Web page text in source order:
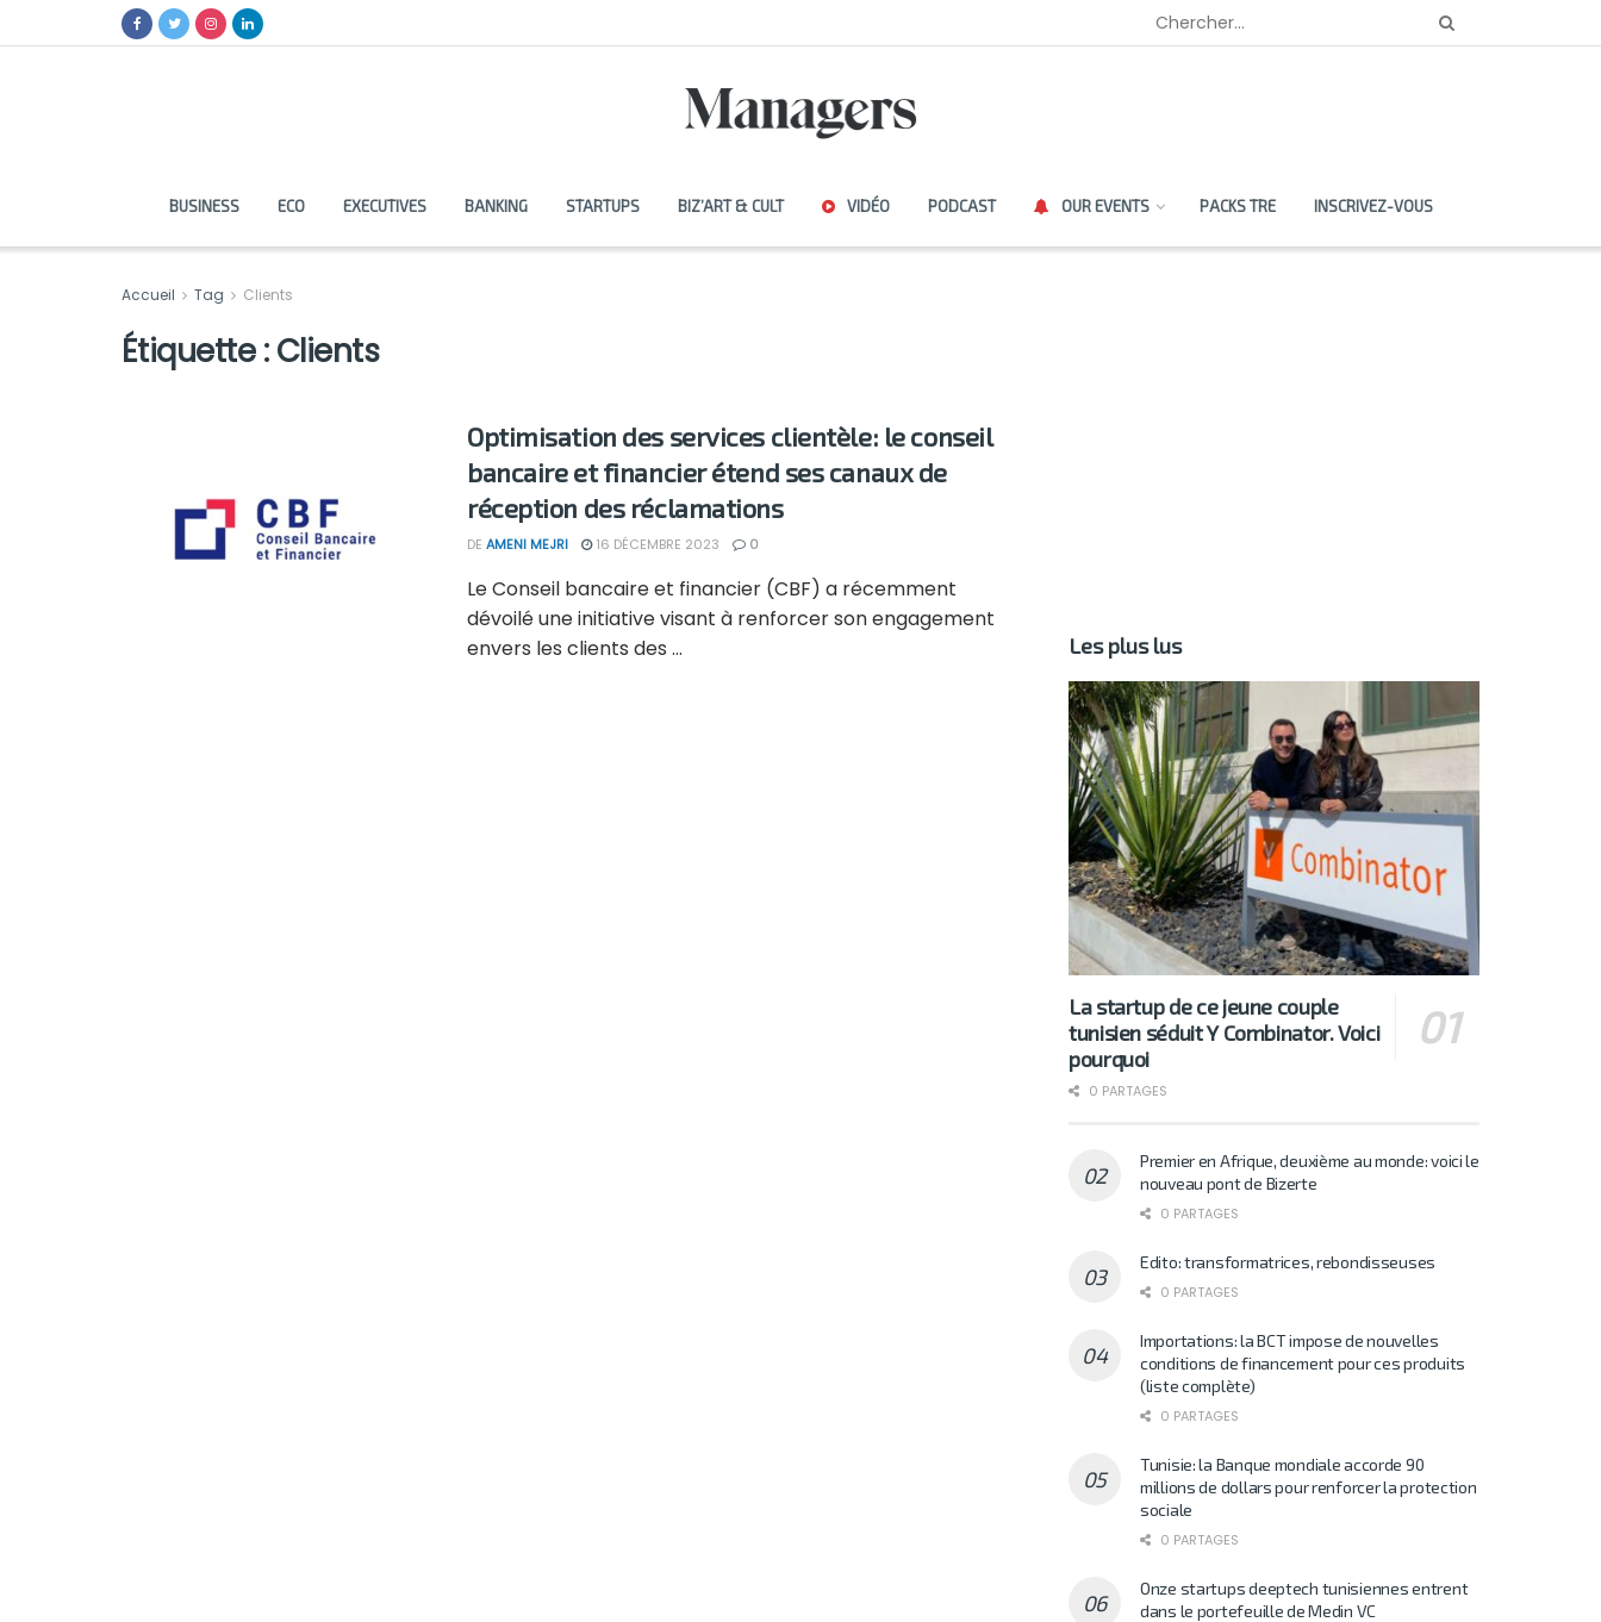
BUSINESS ECO EXECUTIVES BANKING STARTUPS BIZ’ART & CULT VIDÉO PODCAST OUR EVENTS PACKS TRE INSCRIVEZ-VOUS
Accueil Tag Clients
Étiquette :Clients
Optimisation des services clientèle: le conseil
bancaire et financier étend ses canaux de
réception des réclamations
DE AMENI MEJRI 16 DÉCEMBRE 2023 0
Le Conseil bancaire et financier (CBF) a récemment
dévoilé une initiative visant à renforcer son engagement
envers les clients des ...
Les plus lus
La startup de ce jeune couple
tunisien séduit Y Combinator. Voici
pourquoi
0 PARTAGES
Premier en Afrique, deuxième au monde: voici le
nouveau pont de Bizerte
0 PARTAGES
Edito: transformatrices, rebondisseuses
0 PARTAGES
Importations: la BCT impose de nouvelles
conditions de financement pour ces produits
(liste complète)
0 PARTAGES
Tunisie: la Banque mondiale accorde 90
millions de dollars pour renforcer la protection
sociale
0 PARTAGES
Onze startups deeptech tunisiennes entrent
dans le portefeuille de Medin VC